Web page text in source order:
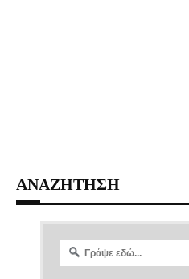
ΑΝΑΖΗΤΗΣΗ